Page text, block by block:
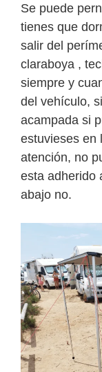
Se puede
tienes que
salir del
claraboya ,
siempre y
del vehículo,
acampada si
estuvieses en
atención, no
esta adherido
abajo no.